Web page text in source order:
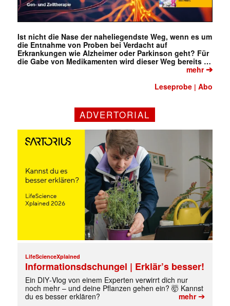
✕
Ist nicht die Nase der naheliegendste Weg, wenn es um
die Entnahme von Proben bei Verdacht auf
Erkrankungen wie Alzheimer oder Parkinson geht? Für
die Gabe von Medikamenten wird dieser Weg bereits …
mehr➔
Leseprobe |Abo
ADVERTORIAL
LifeScienceXplained
Informationsdschungel | Erklär’s besser!
Ein DIY‑Vlog von einem Experten verwirrt dich nur
noch mehr – und deine Pflanzen gehen ein? 🤯 Kannst
du es besser erklären?
mehr➔